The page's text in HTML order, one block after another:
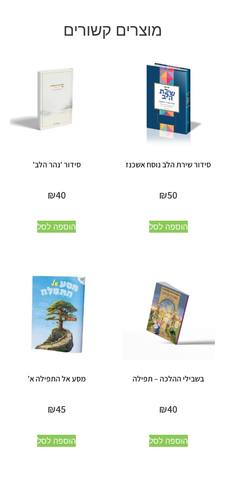
מוצרים קשורים
סידור שירת הלב נוסח אשכנז
₪50
הוספה לסל
סידור 'נהר הלב'
₪40
הוספה לסל
בשבילי ההלכה – תפילה
₪40
הוספה לסל
מסע אל התפילה א'
₪45
הוספה לסל